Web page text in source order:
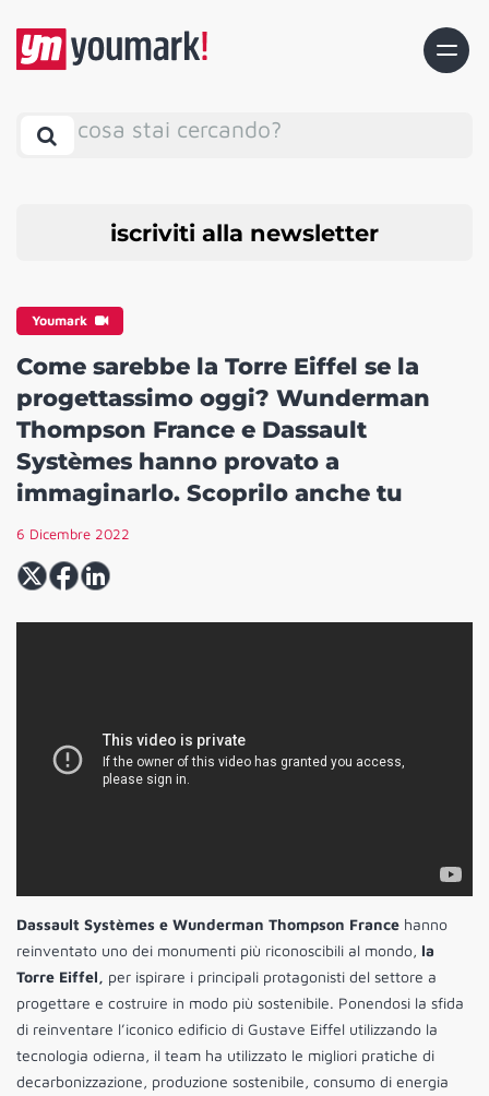
cosa stai cercando?
iscriviti alla newsletter
Youmark
Come sarebbe la Torre Eiffel se la
progettassimo oggi? Wunderman
Thompson France e Dassault
Systèmes hanno provato a
immaginarlo. Scoprilo anche tu
6 Dicembre 2022
Dassault Systèmes e Wunderman Thompson France hanno
reinventato uno dei monumenti più riconoscibili al mondo, la
Torre Eiffel, per ispirare i principali protagonisti del settore a
progettare e costruire in modo più sostenibile. Ponendosi la sfida
di reinventare l’iconico edificio di Gustave Eiffel utilizzando la
tecnologia odierna, il team ha utilizzato le migliori pratiche di
decarbonizzazione, produzione sostenibile, consumo di energia